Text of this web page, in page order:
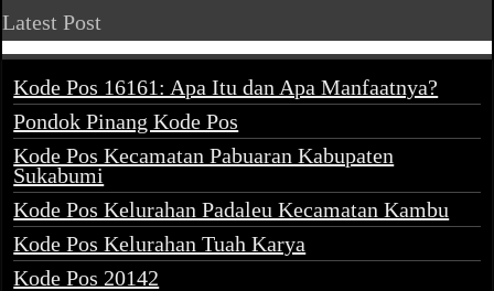
Latest Post
Kode Pos 16161: Apa Itu dan Apa Manfaatnya?
Pondok Pinang Kode Pos
Kode Pos Kecamatan Pabuaran Kabupaten
Sukabumi
Kode Pos Kelurahan Padaleu Kecamatan Kambu
Kode Pos Kelurahan Tuah Karya
Kode Pos 20142